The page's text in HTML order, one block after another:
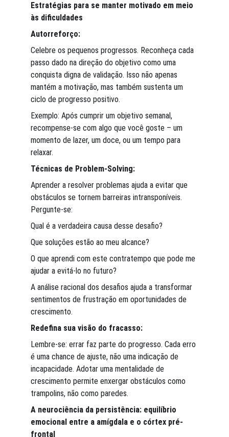
Estratégias para se manter motivado em meio
às dificuldades
Autorreforço:
Celebre os pequenos progressos. Reconheça cada
passo dado na direção do objetivo como uma
conquista digna de validação. Isso não apenas
mantém a motivação, mas também sustenta um
ciclo de progresso positivo.
Exemplo: Após cumprir um objetivo semanal,
recompense-se com algo que você goste – um
momento de lazer, um doce, ou um tempo para
relaxar.
Técnicas de Problem-Solving:
Aprender a resolver problemas ajuda a evitar que
obstáculos se tornem barreiras intransponíveis.
Pergunte-se:
Qual é a verdadeira causa desse desafio?
Que soluções estão ao meu alcance?
O que aprendi com este contratempo que pode me
ajudar a evitá-lo no futuro?
A análise racional dos desafios ajuda a transformar
sentimentos de frustração em oportunidades de
crescimento.
Redefina sua visão do fracasso:
Lembre-se: errar faz parte do progresso. Cada erro
é uma chance de ajuste, não uma indicação de
incapacidade. Adotar uma mentalidade de
crescimento permite enxergar obstáculos como
trampolins, não como paredes.
A neurociência da persistência: equilíbrio
emocional entre a amígdala e o córtex pré-
frontal